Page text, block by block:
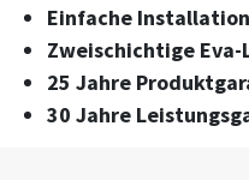
Einfache Installation
Zweischichtige
25 Jahre
30 Jahre